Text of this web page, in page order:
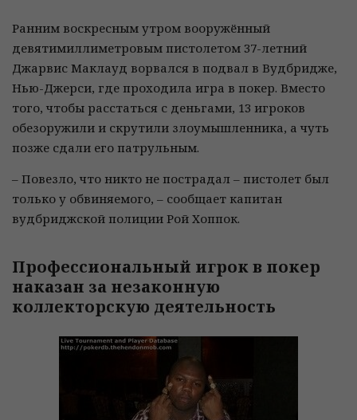
Ранним воскресным утром вооружённый
девятимиллиметровым пистолетом 37-летний
Джарвис Маклауд ворвался в подвал в Вудбридже,
Нью-Джерси, где проходила игра в покер. Вместо
того, чтобы расстаться с деньгами, 13 игроков
обезоружили и скрутили злоумышленника, а чуть
позже сдали его патрульным.
– Повезло, что никто не пострадал – пистолет был
только у обвиняемого, – сообщает капитан
вудбриджской полиции Рой Хоппок.
Профессиональный игрок в покер
наказан за незаконную
коллекторскую деятельность